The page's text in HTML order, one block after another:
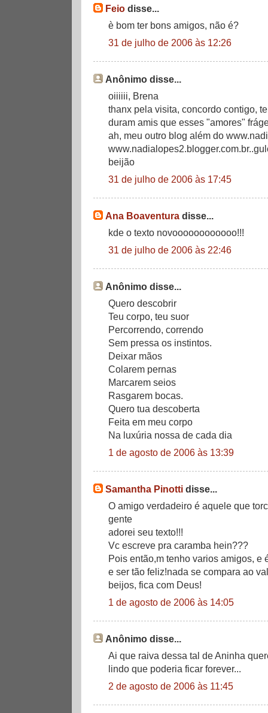
Feio disse...
è bom ter bons amigos, não é?
31 de julho de 2006 às 12:26
Anônimo disse...
oiiiiii, Brena
thanx pela visita, concordo contigo,
duram amis que esses "amores"
ah, meu outro blog além do
beijão
31 de julho de 2006 às 17:45
Ana Boaventura disse...
kde o texto novoooooooooooo!!!
31 de julho de 2006 às 22:46
Anônimo disse...
Quero descobrir
Teu corpo, teu suor
Percorrendo, correndo
Sem pressa os instintos.
Deixar mãos
Colarem pernas
Marcarem seios
Rasgarem bocas.
Quero tua descoberta
Feita em meu corpo
Na luxúria nossa de cada dia
1 de agosto de 2006 às 13:39
Samantha Pinotti disse...
O amigo verdadeiro é aquele que
gente
adorei seu texto!!!
Vc escreve pra caramba hein???
Pois então,m tenho varios amigos, e
e ser tão feliz!nada se compara ao
beijos, fica com Deus!
1 de agosto de 2006 às 14:05
Anônimo disse...
Ai que raiva dessa tal de Aninha
lindo que poderia ficar forever...
2 de agosto de 2006 às 11:45